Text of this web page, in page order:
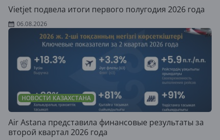
Vietjet подвела итоги первого полугодия 2026 года
06.08.2026
НОВОСТИ КАЗАХСТАНА
Air Astana представила финансовые результаты за
второй квартал 2026 года